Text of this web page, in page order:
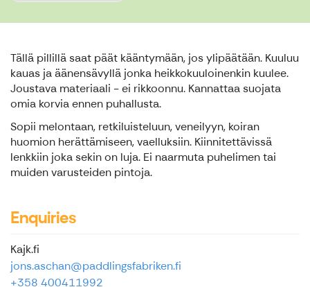
Tällä pillillä saat päät kääntymään, jos ylipäätään. Kuuluu
kauas ja äänensävyllä jonka heikkokuuloinenkin kuulee.
Joustava materiaali - ei rikkoonnu. Kannattaa suojata
omia korvia ennen puhallusta.
Sopii melontaan, retkiluisteluun, veneilyyn, koiran
huomion herättämiseen, vaelluksiin. Kiinnitettävissä
lenkkiin joka sekin on luja. Ei naarmuta puhelimen tai
muiden varusteiden pintoja.
Enquiries
Kajk.fi
jons.aschan@paddlingsfabriken.fi
+358 400411992